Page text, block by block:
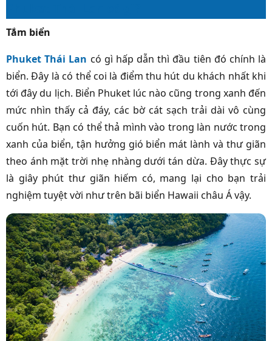
Tắm biển
Phuket Thái Lan có gì hấp dẫn thì đầu tiên đó chính là
biển. Đây là có thể coi là điểm thu hút du khách nhất khi
tới đây du lịch. Biển Phuket lúc nào cũng trong xanh đến
mức nhìn thấy cả đáy, các bờ cát sạch trải dài vô cùng
cuốn hút. Bạn có thể thả mình vào trong làn nước trong
xanh của biển, tận hưởng gió biển mát lành và thư giãn
theo ánh mặt trời nhẹ nhàng dưới tán dừa. Đây thực sự
là giây phút thư giãn hiếm có, mang lại cho bạn trải
nghiệm tuyệt vời như trên bãi biển Hawaii châu Á vậy.